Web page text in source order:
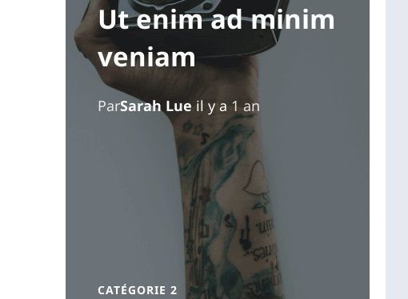
Ut enim ad minim
veniam
ParSarah Lueil y a 1 an
CATÉGORIE 2